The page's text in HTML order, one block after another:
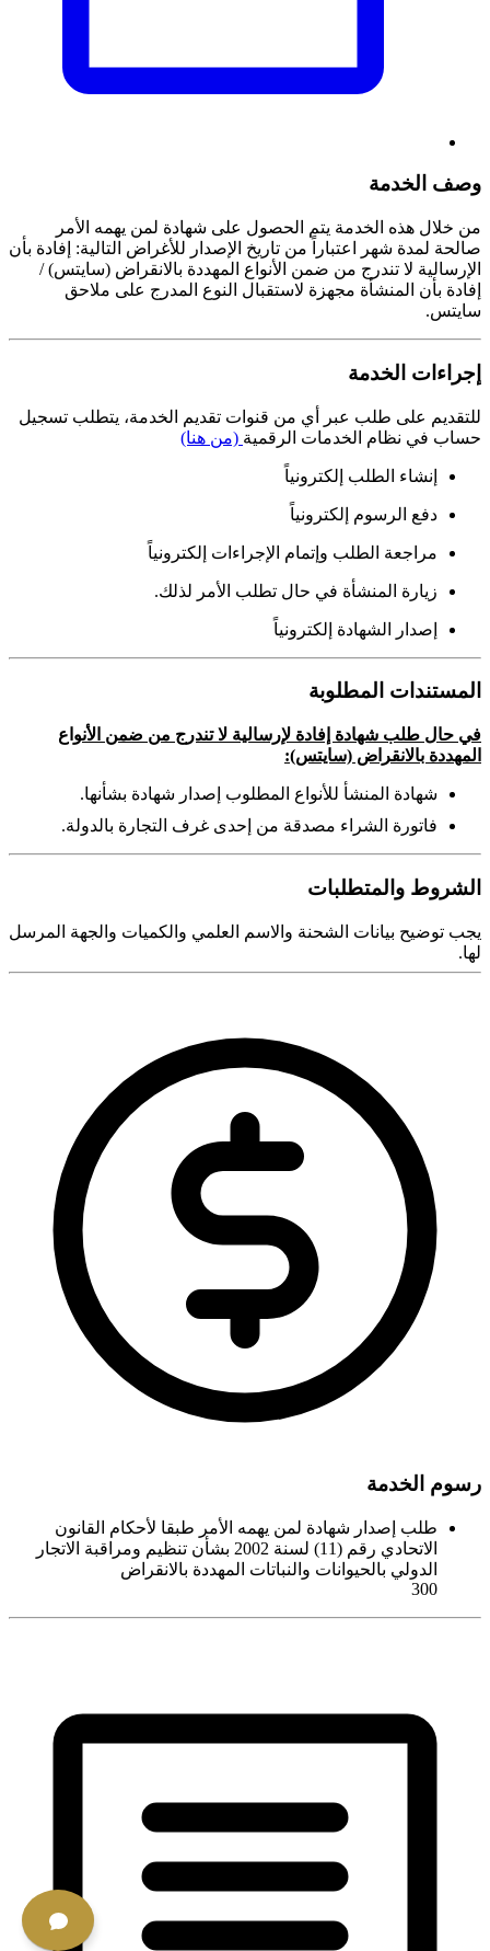
وصف الخدمة
من خلال هذه الخدمة يتم الحصول على شهادة لمن يهمه الأمر
صالحة لمدة شهر اعتباراً من تاريخ الإصدار للأغراض التالية: إفادة بأن
الإرسالية لا تندرج من ضمن الأنواع المهددة بالانقراض (سايتس) /
إفادة بأن المنشأة مجهزة لاستقبال النوع المدرج على ملاحق
سايتس.
إجراءات الخدمة
للتقديم على طلب عبر أي من قنوات تقديم الخدمة، يتطلب تسجيل
حساب في نظام الخدمات الرقمية (من هنا)
إنشاء الطلب إلكترونياً
دفع الرسوم إلكترونياً
مراجعة الطلب وإتمام الإجراءات إلكترونياً
زيارة المنشأة في حال تطلب الأمر لذلك.
إصدار الشهادة إلكترونياً
المستندات المطلوبة
في حال طلب شهادة إفادة لإرسالية لا تندرج من ضمن الأنواع
المهددة بالانقراض (سايتس):
شهادة المنشأ للأنواع المطلوب إصدار شهادة بشأنها.
فاتورة الشراء مصدقة من إحدى غرف التجارة بالدولة.
الشروط والمتطلبات
يجب توضيح بيانات الشحنة والاسم العلمي والكميات والجهة المرسل
لها.
رسوم الخدمة
طلب إصدار شهادة لمن يهمه الأمر طبقا لأحكام القانون
الاتحادي رقم (11) لسنة 2002 بشأن تنظيم ومراقبة الاتجار
الدولي بالحيوانات والنباتات المهددة بالانقراض
300